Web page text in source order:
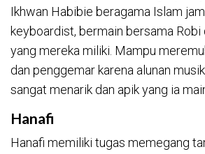
Ikhwan Habibie beragama Islam
keyboardist, bermain bersama Robi
yang mereka miliki. Mampu
dan penggemar karena alunan
sangat menarik dan apik yang ia
Hanafi
Hanafi memiliki tugas memegang